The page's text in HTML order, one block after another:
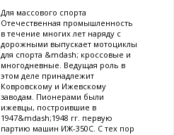
Для массового спорта
Отечественная промышленность
в течение многих лет наряду с
дорожными выпускает мотоциклы
для спорта &mdash; кроссовые и
многодневные. Ведущая роль в
этом деле принадлежит
Ковровскому и Ижевскому
заводам. Пионерами были
ижевцы, построившие в
1947&mdash;1948 гг. первую
партию машин ИЖ-350С. С тех пор